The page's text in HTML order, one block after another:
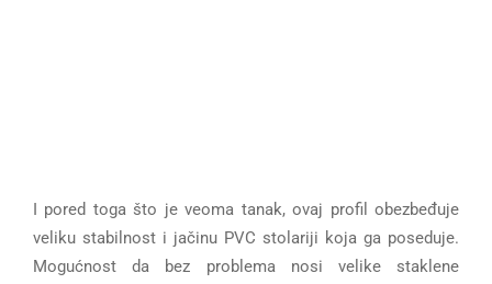
I pored toga što je veoma tanak, ovaj profil obezbeđuje
veliku stabilnost i jačinu PVC stolariji koja ga poseduje.
Mogućnost da bez problema nosi velike staklene